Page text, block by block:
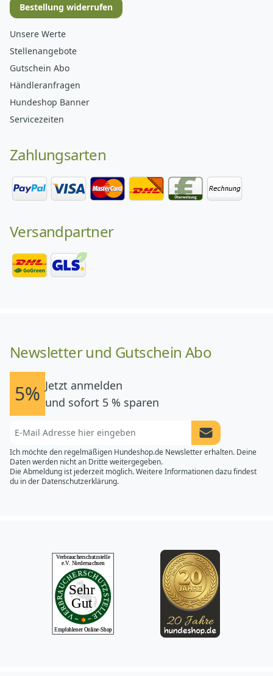
Bestellung widerrufen
Unsere Werte
Stellenangebote
Gutschein Abo
Händleranfragen
Hundeshop Banner
Servicezeiten
Zahlungsarten
Versandpartner
Newsletter und Gutschein Abo
5% Jetzt anmelden
und sofort 5 % sparen
Newsletter
Ich möchte den regelmäßigen Hundeshop.de Newsletter erhalten. Deine
Daten werden nicht an Dritte weitergegeben.
Die Abmeldung ist jederzeit möglich. Weitere Informationen dazu findest
du in der Datenschutzerklärung.